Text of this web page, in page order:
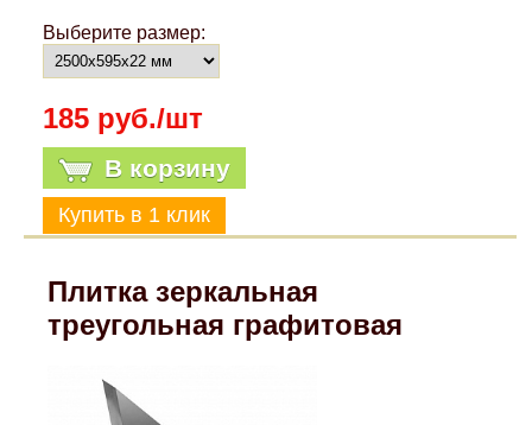
Выберите размер:
185 руб./шт
В корзину
Плитка зеркальная
треугольная графитовая